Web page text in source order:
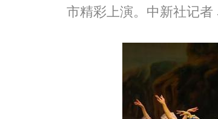
市精彩上演。中新社记者